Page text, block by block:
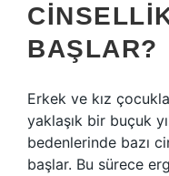
BAŞLAR?
Erkek ve kız
yaklaşık bir buçuk
bedenlerinde bazı
başlar. Bu sürece